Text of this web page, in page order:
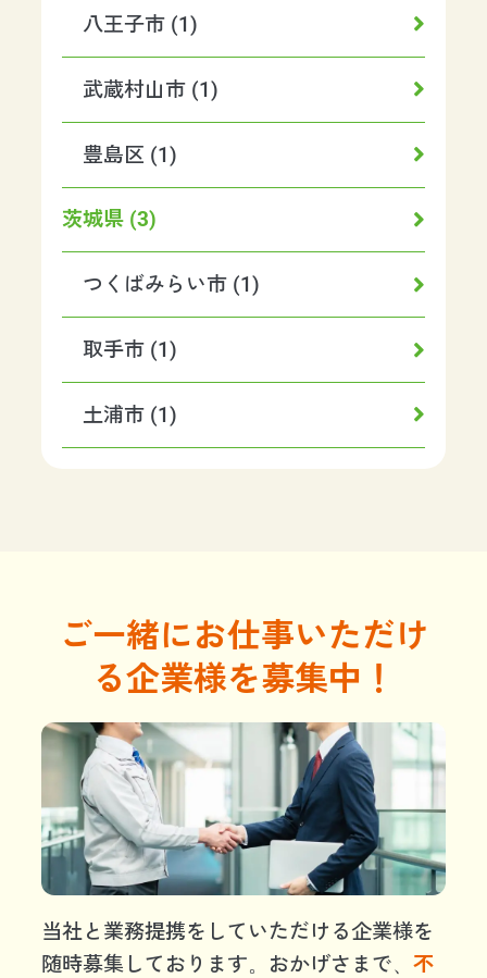
八王子市 (1)
武蔵村山市 (1)
豊島区 (1)
茨城県 (3)
つくばみらい市 (1)
取手市 (1)
土浦市 (1)
ご一緒にお仕事いただけ
る企業様を募集中！
当社と業務提携をしていただける企業様を
随時募集しております。おかげさまで、不